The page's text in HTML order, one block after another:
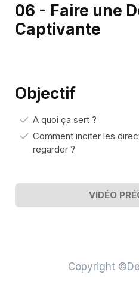
06 - Faire une
Captivante
Objectif
A quoi ça sert ?
Comment inciter les
regarder ?
VIDÉO
Copyright